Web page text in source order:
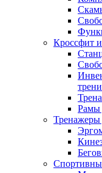
Кроссфит
Рамы
Тренажеры